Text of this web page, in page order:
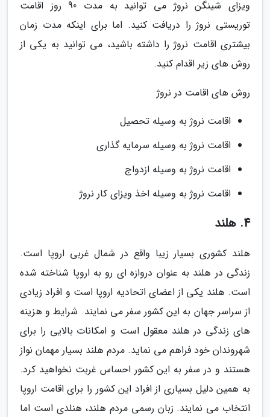
ویزای شینگن نروژ می توانید به مدت 90 روز اقامت
توریستی نروژ را دریافت کنید. اما برای اینکه مدت زمان
بیشتری اقامت نروژ را داشته باشید، می توانید به یکی از
روش های زیر اقدام کنید.
روش های اقامت در نروژ
اقامت نروژ به وسیله تحصیل
اقامت نروژ به وسیله سرمایه گذاری
اقامت نروژ به وسیله ازدواج
اقامت نروژ به وسیله اخذ ویزای کار نروژ
4. هلند
هلند کشوری بسیار زیبا واقع در شمال غربی اروپا است.
زندگی در هلند به عنوان دروازه ای رو به اروپا شناخته شده
است. هلند یکی از اعضای اتحادیه اروپا است و افراد زیادی
از سراسر جهان به این کشور سفر می نمایند. شرایط و هزینه
های زندگی در هلند معقول است و امکانات بالایی را برای
شهروندان خود فراهم می نماید. مردم هلند بسیار مهمان نواز
هستند و در سفر به این کشور احساس غربت نخواهید کرد.
به همین دلیل بسیاری از افراد این کشور را برای اقامت اروپا
انتخاب می نمایند. زبان رسمی مردم هلند، هنلدی است اما